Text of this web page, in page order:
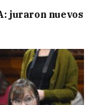
juraron nuevos